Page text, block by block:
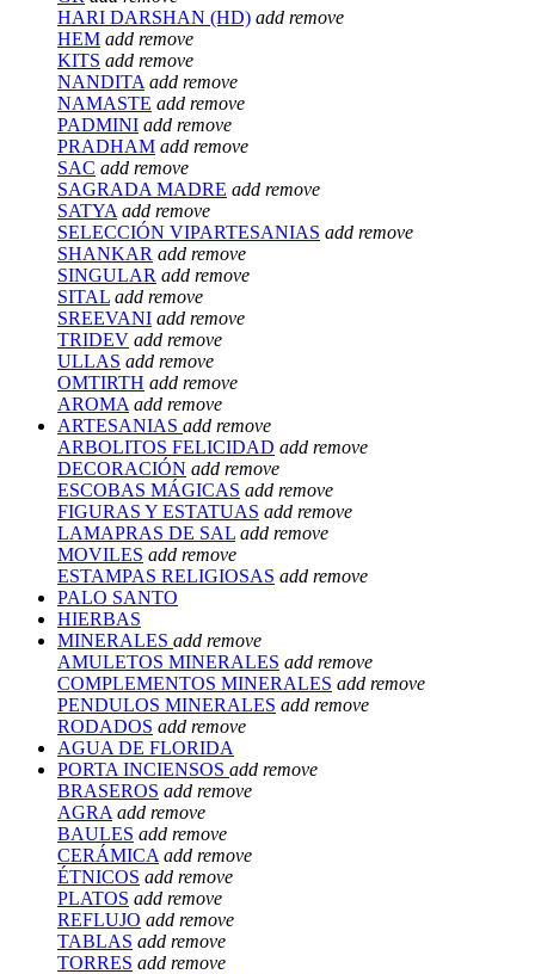
HARI DARSHAN (HD) add remove
HEM add remove
KITS add remove
NANDITA add remove
NAMASTE add remove
PADMINI add remove
PRADHAM add remove
SAC add remove
SAGRADA MADRE add remove
SATYA add remove
SELECCIÓN VIPARTESANIAS add remove
SHANKAR add remove
SINGULAR add remove
SITAL add remove
SREEVANI add remove
TRIDEV add remove
ULLAS add remove
OMTIRTH add remove
AROMA add remove
ARTESANIAS add remove
ARBOLITOS FELICIDAD add remove
DECORACIÓN add remove
ESCOBAS MÁGICAS add remove
FIGURAS Y ESTATUAS add remove
LAMAPRAS DE SAL add remove
MOVILES add remove
ESTAMPAS RELIGIOSAS add remove
PALO SANTO
HIERBAS
MINERALES add remove
AMULETOS MINERALES add remove
COMPLEMENTOS MINERALES add remove
PENDULOS MINERALES add remove
RODADOS add remove
AGUA DE FLORIDA
PORTA INCIENSOS add remove
BRASEROS add remove
AGRA add remove
BAULES add remove
CERÁMICA add remove
ÉTNICOS add remove
PLATOS add remove
REFLUJO add remove
TABLAS add remove
TORRES add remove